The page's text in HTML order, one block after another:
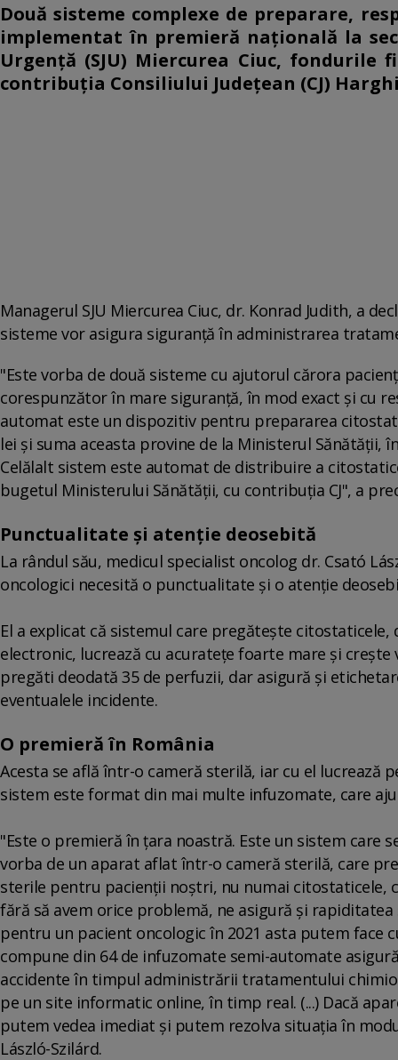
Două sisteme complexe de preparare,
implementat în premieră naţională la
Urgenţă (SJU) Miercurea Ciuc,
contribuţia Consiliului Judeţean (CJ)
Managerul SJU Miercurea Ciuc, dr. Konrad Judith, a
sisteme vor asigura siguranţă în administrarea
"Este vorba de două sisteme cu ajutorul cărora
corespunzător în mare siguranţă, în mod exact şi cu
automat este un dispozitiv pentru prepararea
lei şi suma aceasta provine de la Ministerul Sănătăţii,
Celălalt sistem este automat de distribuire a
bugetul Ministerului Sănătăţii, cu contribuţia CJ", a
Punctualitate și atenție deosebită
La rândul său, medicul specialist oncolog dr. Csató
oncologici necesită o punctualitate şi o atenţie
El a explicat că sistemul care pregăteşte
electronic, lucrează cu acurateţe foarte mare şi
pregăti deodată 35 de perfuzii, dar asigură şi
eventualele incidente.
O premieră în România
Acesta se află într-o cameră sterilă, iar cu el lucrează
sistem este format din mai multe infuzomate, care
"Este o premieră în ţara noastră. Este un sistem care
vorba de un aparat aflat într-o cameră sterilă, care
sterile pentru pacienţii noştri, nu numai
fără să avem orice problemă, ne asigură şi
pentru un pacient oncologic în 2021 asta putem face
compune din 64 de infuzomate semi-automate
accidente în timpul administrării tratamentului
pe un site informatic online, în timp real. (...) Dacă
putem vedea imediat şi putem rezolva situaţia în
László-Szilárd.